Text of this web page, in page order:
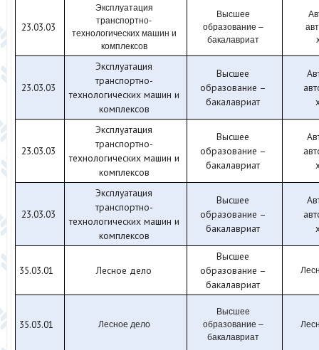
23.03.03
Эксплуатация
транспортно-
технологических машин и
комплексов
Высшее
образование –
бакалавриат
23.03.03
Эксплуатация
транспортно-
технологических машин и
комплексов
Высшее
образование –
бакалавриат
23.03.03
Эксплуатация
транспортно-
технологических машин и
комплексов
Высшее
образование –
бакалавриат
23.03.03
Эксплуатация
транспортно-
технологических машин и
комплексов
Высшее
образование –
бакалавриат
35.03.01 Лесное дело
Высшее
образование –
бакалавриат
35.03.01 Лесное дело
Высшее
образование –
бакалавриат